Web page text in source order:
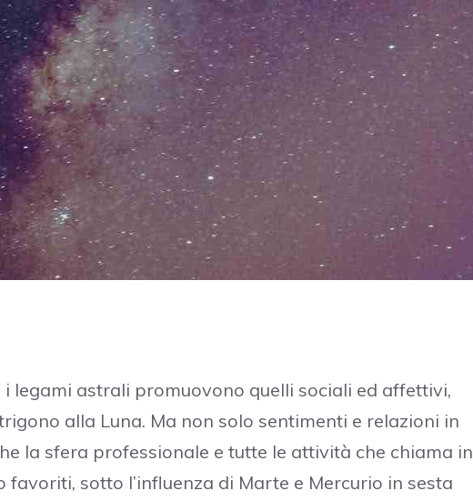
legami astrali promuovono quelli sociali ed affettivi,
alla Luna. Ma non solo sentimenti e relazioni in
la sfera professionale e tutte le attività che chiama in
favoriti, sotto l’influenza di Marte e Mercurio in sesta